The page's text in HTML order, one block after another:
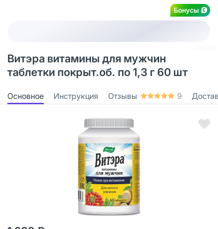
Бонусы
Витэра витамины для мужчин
таблетки покрыт.об. по 1,3 г 60 шт
Основное Инструкция Отзывы 9